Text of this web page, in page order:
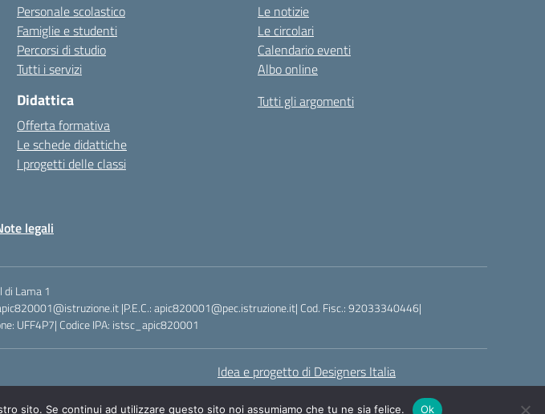
Personale scolastico
Famiglie e studenti
Percorsi di studio
Tutti i servizi
Didattica
Offerta formativa
Le schede didattiche
I progetti delle classi
Le notizie
Le circolari
Calendario eventi
Albo online
Tutti gli argomenti
legali
di Lama 1
|P.E.C.: apic820001@pec.istruzione.it| Cod. Fisc.: 92033340446|
UFF4P7| Codice IPA: istsc_apic820001
Idea e progetto di Designers Italia
sito. Se continui ad utilizzare questo sito noi assumiamo che tu ne sia felice. Ok